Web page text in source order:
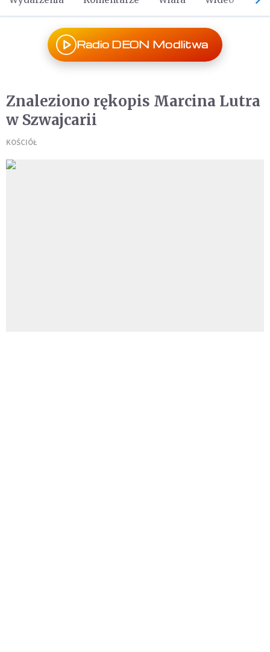
Radio DEON Modlitwa
Znaleziono rękopis Marcina Lutra
w Szwajcarii
KOŚCIÓŁ